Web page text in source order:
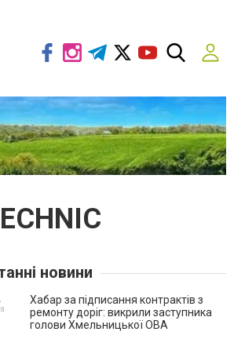
новини
Хабар за підписання контрактів з
ремонту доріг: викрили заступника
голови Хмельницької ОВА